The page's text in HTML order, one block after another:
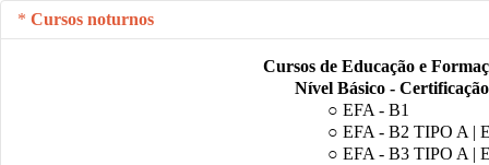
Cursos noturnos
Cursos de Educação e
Nível Básico -
○ EFA - B1
○ EFA - B2 TIPO A |
○ EFA - B3 TIPO A |